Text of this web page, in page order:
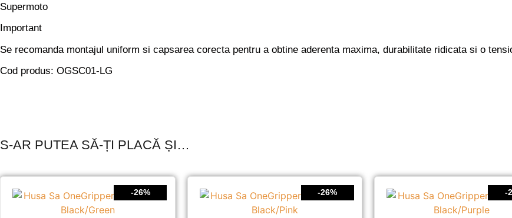
Supermoto
Important
Se recomanda montajul uniform si capsarea corecta pentru a obtine aderenta maxima, durabilitate ridicata si o
Cod produs: OGSC01-LG
S-AR PUTEA SĂ-ȚI PLACĂ ȘI…
-26% -26% -